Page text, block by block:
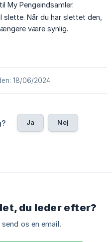
My Pengeindsamler.
slette. Når du har slettet den,
være synlig.
18/06/2024
Ja Nej
du leder efter?
os en email.